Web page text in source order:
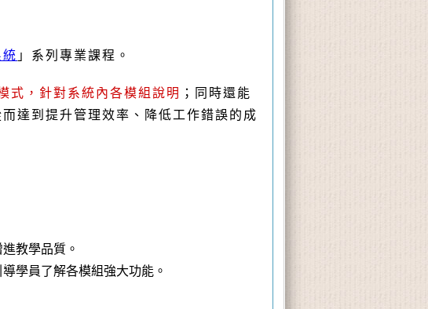
」系列專業課程。
式，針對系統內各模組說明
；同時還能
達到提升管理效率、降低工作錯誤的成
教學品質。
學員了解各模組強大功能。